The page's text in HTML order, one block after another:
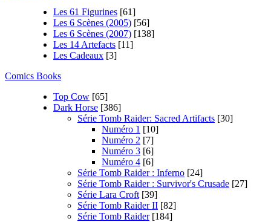
Les 61 Figurines [61]
Les 6 Scènes (2005) [56]
Les 6 Scènes (2007) [138]
Les 14 Artefacts [11]
Les Cadeaux [3]
Comics Books
Top Cow [65]
Dark Horse [386]
Série Tomb Raider: Sacred Artifacts [30]
Numéro 1 [10]
Numéro 2 [7]
Numéro 3 [6]
Numéro 4 [6]
Série Tomb Raider : Inferno [24]
Série Tomb Raider : Survivor's Crusade [27]
Série Lara Croft [39]
Série Tomb Raider II [82]
Série Tomb Raider [184]